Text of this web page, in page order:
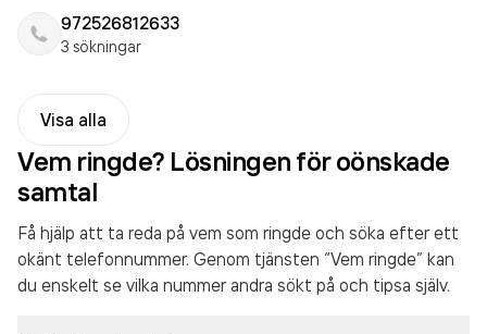
972526812633
3 sökningar
Visa alla
Vem ringde? Lösningen för oönskade
samtal
Få hjälp att ta reda på vem som ringde och söka efter ett
okänt telefonnummer. Genom tjänsten “Vem ringde” kan
du enskelt se vilka nummer andra sökt på och tipsa själv.